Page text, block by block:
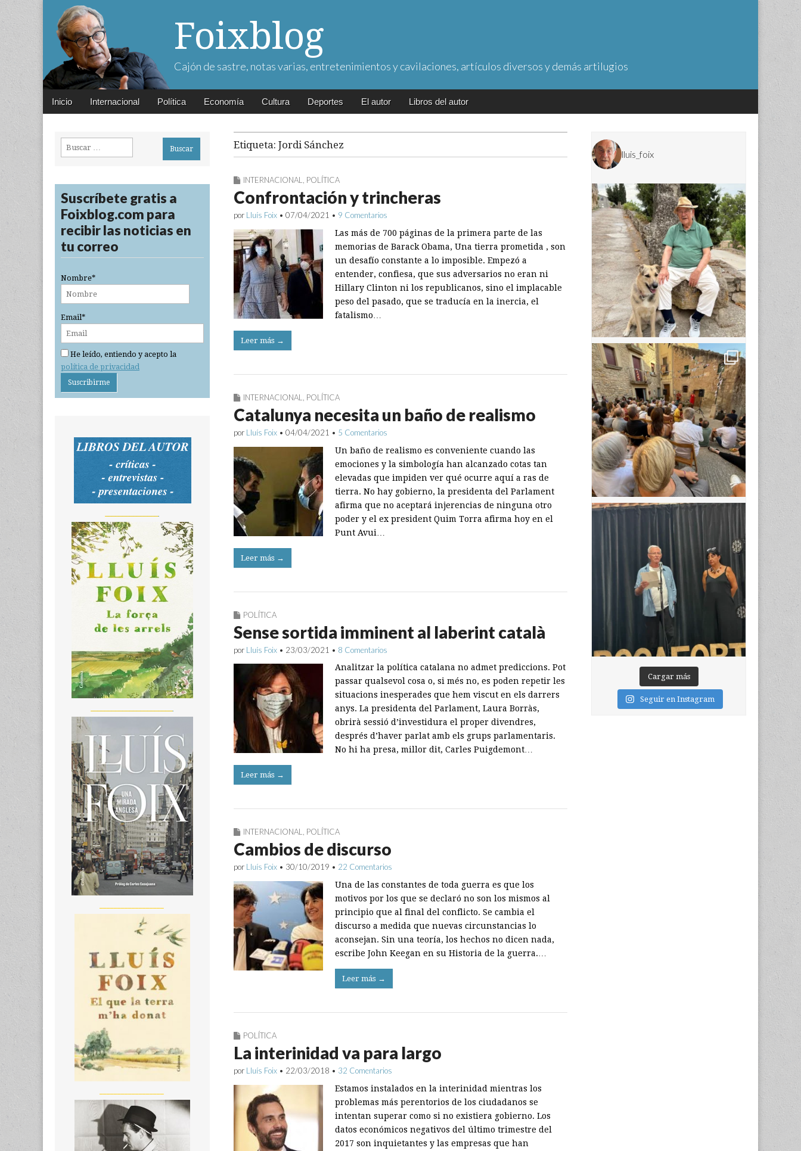
Foixblog
Cajón de sastre, notas varias, entretenimientos y cavilaciones, artículos diversos y demás artilugios
Main
Skip
Inicio Internacional Política Economía Cultura Deportes El autor Libros del autor
Etiqueta: Jordi Sánchez
INTERNACIONAL POLÍTICA
Confrontación y trincheras
por Lluís Foix • 07/04/2021 • 9 Comentarios
Las más de 700 páginas de la primera parte de las
memorias de Barack Obama, Una tierra prometida , son
un desafío constante a lo imposible. Empezó a
entender, confiesa, que sus adversarios no eran ni
Hillary Clinton ni los republicanos, sino el implacable
peso del pasado, que se traducía en la inercia, el
fatalismo…
Leer más →
INTERNACIONAL POLÍTICA
Catalunya necesita un baño de realismo
por Lluís Foix • 04/04/2021 • 5 Comentarios
Un baño de realismo es conveniente cuando las
emociones y la simbología han alcanzado cotas tan
elevadas que impiden ver qué ocurre aquí a ras de
tierra. No hay gobierno, la presidenta del Parlament
afirma que no aceptará injerencias de ninguna otro
poder y el ex president Quim Torra afirma hoy en el
Punt Avui…
Leer más →
POLÍTICA
Sense sortida imminent al laberint català
por Lluís Foix • 23/03/2021 • 8 Comentarios
Analitzar la política catalana no admet prediccions. Pot
passar qualsevol cosa o, si més no, es poden repetir les
situacions inesperades que hem viscut en els darrers
anys. La presidenta del Parlament, Laura Borràs,
obrirà sessió d’investidura el proper divendres,
després d’haver parlat amb els grups parlamentaris.
No hi ha presa, millor dit, Carles Puigdemont…
Leer más →
INTERNACIONAL, POLÍTICA
Cambios de discurso
por Lluís Foix • 30/10/2019 • 22 Comentarios
Una de las constantes de toda guerra es que los
motivos por los que se declaró no son los mismos al
principio que al final del conflicto. Se cambia el
discurso a medida que nuevas circunstancias lo
aconsejan. Sin una teoría, los hechos no dicen nada,
escribe John Keegan en su Historia de la guerra.…
Leer más →
POLÍTICA
La interinidad va para largo
por Lluís Foix • 22/03/2018 • 32 Comentarios
Estamos instalados en la interinidad mientras los
problemas más perentorios de los ciudadanos se
intentan superar como si no existiera gobierno. Los
datos económicos negativos del último trimestre del
2017 son inquietantes y las empresas que han
Buscar:
Suscríbete gratis a
Foixblog.com para
recibir las noticias en
tu correo
Nombre*
Email*
He leído, entiendo y acepto la
política de privacidad
lluis_foix
Cargar más
Seguir en Instagram